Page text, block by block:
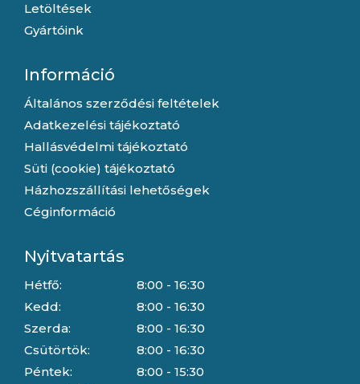
Letöltések
Gyártóink
Információ
Általános szerződési feltételek
Adatkezelési tájékoztató
Hallásvédelmi tájékoztató
Süti (cookie) tájékoztató
Házhozszállítási lehetőségek
Céginformáció
Nyitvatartás
Hétfő:
Kedd:
Szerda:
Csütörtök:
Péntek:
8:00 - 16:30
8:00 - 16:30
8:00 - 16:30
8:00 - 16:30
8:00 - 15:30